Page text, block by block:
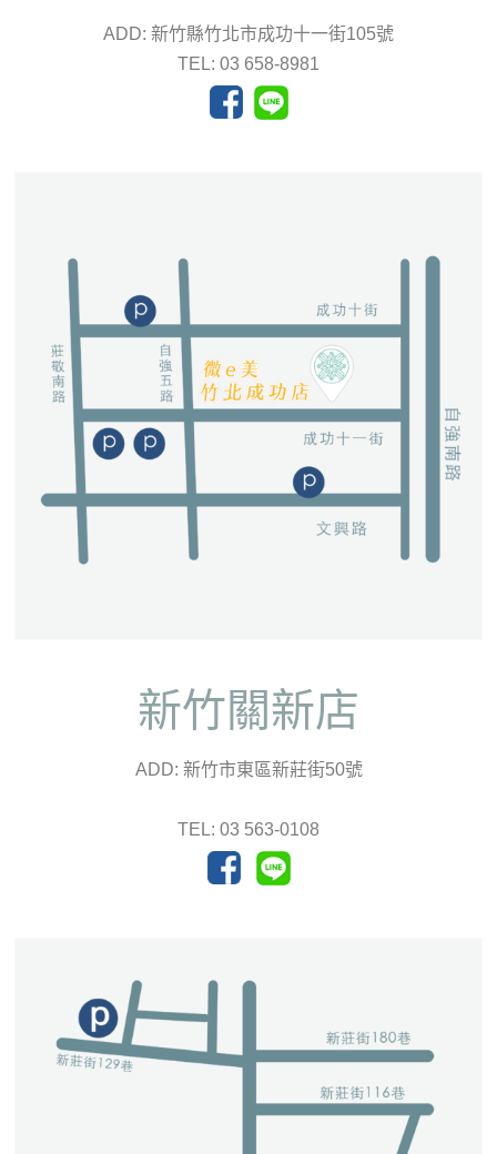
ADD: 新竹縣竹北市成功十一街105號
TEL: 03 658-8981
新竹關新店
ADD: 新竹市東區新莊街50號
TEL: 03 563-0108